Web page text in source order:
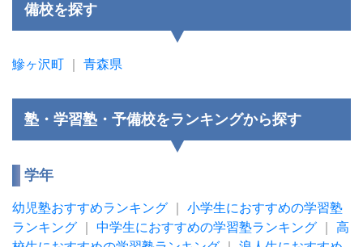
備校を探す
鰺ヶ沢町 青森県
塾・学習塾・予備校をランキングから探す
学年
幼児塾おすすめランキング
小学生におすすめの学習塾
ランキング
中学生におすすめの学習塾ランキング
高